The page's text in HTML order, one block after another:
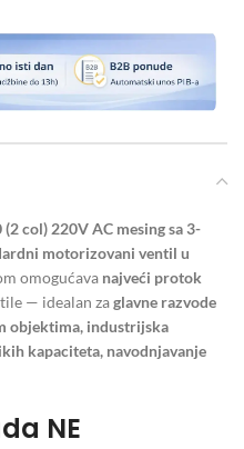
col) 220V AC mesing sa 3-
motorizovani ventil u
omogućava najveći protok
— idealan zaglavne razvode
objektima, industrijska
kapaciteta, navodnjavanje
NE